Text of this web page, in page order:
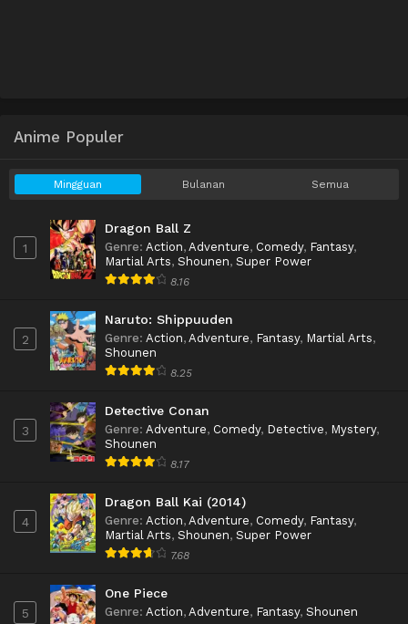
Anime Populer
Mingguan Bulanan Semua
1
Dragon Ball Z
Genre: Action, Adventure, Comedy, Fantasy,
Martial Arts, Shounen, Super Power
8.16
2
Naruto: Shippuuden
Genre: Action, Adventure, Fantasy, Martial Arts,
Shounen
8.25
3
Detective Conan
Genre: Adventure, Comedy, Detective, Mystery,
Shounen
8.17
4
Dragon Ball Kai (2014)
Genre: Action, Adventure, Comedy, Fantasy,
Martial Arts, Shounen, Super Power
7.68
5
One Piece
Genre: Action, Adventure, Fantasy, Shounen